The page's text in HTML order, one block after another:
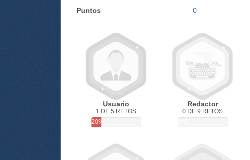
Puntos
0
Usuario
1 DE 5 RETOS
20%
Redactor
0 DE 9 RETOS